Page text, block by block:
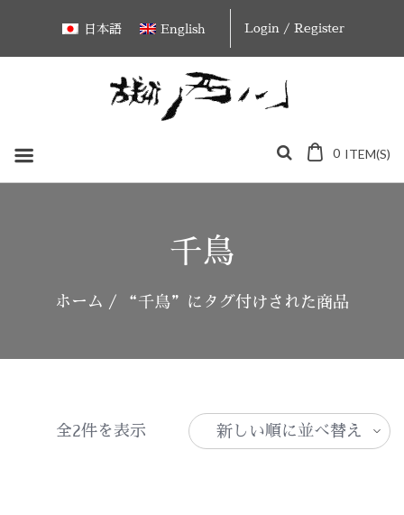
content
日本語 English Login / Register
0 ITEM(S)
千鳥
ホーム / “千鳥”にタグ付けされた商品
全2件を表示